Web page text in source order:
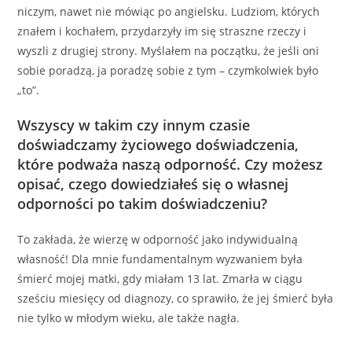
niczym, nawet nie mówiąc po angielsku. Ludziom, których
znałem i kochałem, przydarzyły im się straszne rzeczy i
wyszli z drugiej strony. Myślałem na początku, że jeśli oni
sobie poradzą, ja poradzę sobie z tym – czymkolwiek było
„to”.
Wszyscy w takim czy innym czasie
doświadczamy życiowego doświadczenia,
które podważa naszą odporność. Czy możesz
opisać, czego dowiedziałeś się o własnej
odporności po takim doświadczeniu?
To zakłada, że ​​wierzę w odporność jako indywidualną
własność! Dla mnie fundamentalnym wyzwaniem była
śmierć mojej matki, gdy miałam 13 lat. Zmarła w ciągu
sześciu miesięcy od diagnozy, co sprawiło, że jej śmierć była
nie tylko w młodym wieku, ale także nagła.